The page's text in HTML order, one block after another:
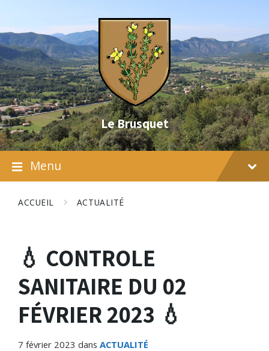
content
main
navigation
footer
Le Brusquet
Menu
ACCUEIL ACTUALITÉ
💧 CONTROLE
SANITAIRE DU 02
FÉVRIER 2023 💧
7 février 2023 dans ACTUALITÉ